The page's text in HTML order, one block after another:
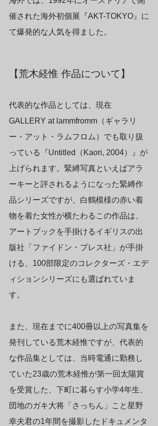
催された海外初個展『AKT-TOKYO』に
て爆発的な人気を得ました。
【荒木経惟 作品について】
代表的な作品としては、現在
GALLERY at lammfromm（ギャラリ
ー・アット・ラムフロム）でも取り扱
っている『Untitled（Kaori, 2004）』が
上げられます。緊縛写真といえばアラ
ーキーと評されるようになった緊縛作
品シリーズですが、白鶴模様の赤い着
物を着た女性が横たわるこの作品は、
アートブックを手掛けるイギリスの出
版社「ファイドン・プレス社」が手掛
ける、100部限定のコレクターズ・エデ
ィションシリーズにも選ばれていま
す。
また、現在までに400冊以上の写真集を
発刊している荒木経惟ですが、代表的
な作品集としては、当時電通に勤務し
ていた23歳の荒木経惟が第一回太陽賞
を受賞した、下町に暮らす小学4年生、
団地のガキ大将「さっちん」こと星野
幸夫君の1年間を撮影したドキュメンタ